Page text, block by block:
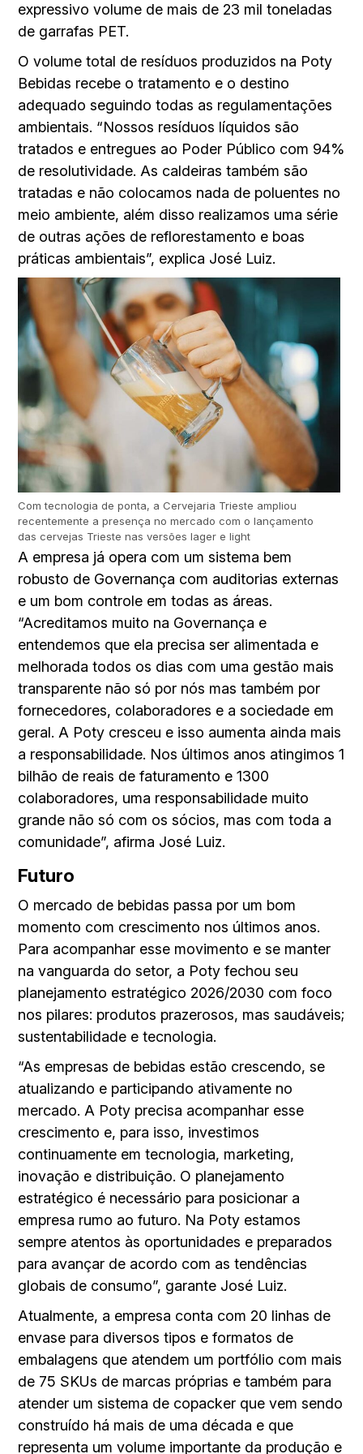
expressivo volume de mais de 23 mil toneladas
de garrafas PET.
O volume total de resíduos produzidos na Poty
Bebidas recebe o tratamento e o destino
adequado seguindo todas as regulamentações
ambientais. “Nossos resíduos líquidos são
tratados e entregues ao Poder Público com 94%
de resolutividade. As caldeiras também são
tratadas e não colocamos nada de poluentes no
meio ambiente, além disso realizamos uma série
de outras ações de reflorestamento e boas
práticas ambientais”, explica José Luiz.
Com tecnologia de ponta, a Cervejaria Trieste ampliou
recentemente a presença no mercado com o lançamento
das cervejas Trieste nas versões lager e light
A empresa já opera com um sistema bem
robusto de Governança com auditorias externas
e um bom controle em todas as áreas.
“Acreditamos muito na Governança e
entendemos que ela precisa ser alimentada e
melhorada todos os dias com uma gestão mais
transparente não só por nós mas também por
fornecedores, colaboradores e a sociedade em
geral. A Poty cresceu e isso aumenta ainda mais
a responsabilidade. Nos últimos anos atingimos 1
bilhão de reais de faturamento e 1300
colaboradores, uma responsabilidade muito
grande não só com os sócios, mas com toda a
comunidade”, afirma José Luiz.
Futuro
O mercado de bebidas passa por um bom
momento com crescimento nos últimos anos.
Para acompanhar esse movimento e se manter
na vanguarda do setor, a Poty fechou seu
planejamento estratégico 2026/2030 com foco
nos pilares: produtos prazerosos, mas saudáveis;
sustentabilidade e tecnologia.
“As empresas de bebidas estão crescendo, se
atualizando e participando ativamente no
mercado. A Poty precisa acompanhar esse
crescimento e, para isso, investimos
continuamente em tecnologia, marketing,
inovação e distribuição. O planejamento
estratégico é necessário para posicionar a
empresa rumo ao futuro. Na Poty estamos
sempre atentos às oportunidades e preparados
para avançar de acordo com as tendências
globais de consumo”, garante José Luiz.
Atualmente, a empresa conta com 20 linhas de
envase para diversos tipos e formatos de
embalagens que atendem um portfólio com mais
de 75 SKUs de marcas próprias e também para
atender um sistema de copacker que vem sendo
construído há mais de uma década e que
representa um volume importante da produção e